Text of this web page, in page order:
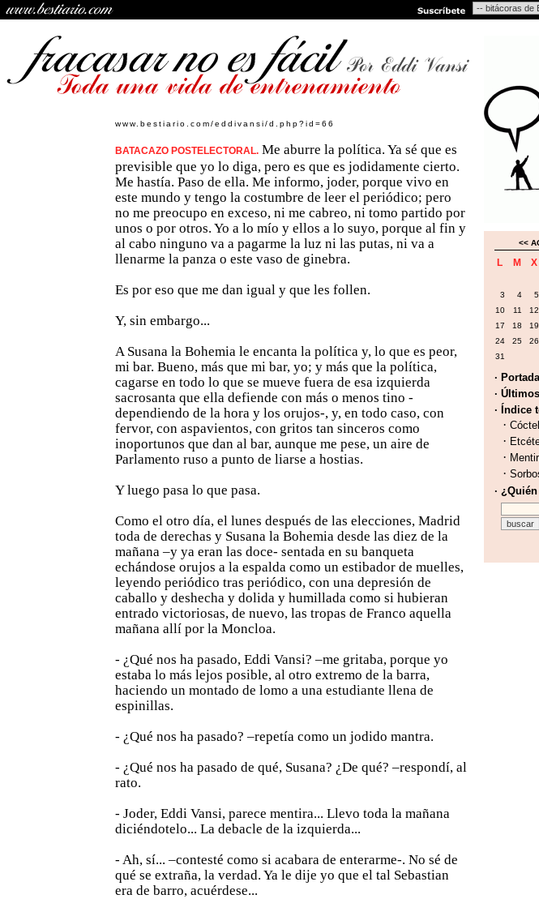
www.bestiario.com/eddivansi/d.php?id=66
BATACAZO POSTELECTORAL. Me aburre la política. Ya sé que es
previsible que yo lo diga, pero es que es jodidamente cierto.
Me hastía. Paso de ella. Me informo, joder, porque vivo en
este mundo y tengo la costumbre de leer el periódico; pero
no me preocupo en exceso, ni me cabreo, ni tomo partido por
unos o por otros. Yo a lo mío y ellos a lo suyo, porque al fin y
al cabo ninguno va a pagarme la luz ni las putas, ni va a
llenarme la panza o este vaso de ginebra.
Es por eso que me dan igual y que les follen.
Y, sin embargo...
A Susana la Bohemia le encanta la política y, lo que es peor,
mi bar. Bueno, más que mi bar, yo; y más que la política,
cagarse en todo lo que se mueve fuera de esa izquierda
sacrosanta que ella defiende con más o menos tino -
dependiendo de la hora y los orujos-, y, en todo caso, con
fervor, con aspavientos, con gritos tan sinceros como
inoportunos que dan al bar, aunque me pese, un aire de
Parlamento ruso a punto de liarse a hostias.
Y luego pasa lo que pasa.
Como el otro día, el lunes después de las elecciones, Madrid
toda de derechas y Susana la Bohemia desde las diez de la
mañana –y ya eran las doce- sentada en su banqueta
echándose orujos a la espalda como un estibador de muelles,
leyendo periódico tras periódico, con una depresión de
caballo y deshecha y dolida y humillada como si hubieran
entrado victoriosas, de nuevo, las tropas de Franco aquella
mañana allí por la Moncloa.
- ¿Qué nos ha pasado, Eddi Vansi? –me gritaba, porque yo
estaba lo más lejos posible, al otro extremo de la barra,
haciendo un montado de lomo a una estudiante llena de
espinillas.
- ¿Qué nos ha pasado? –repetía como un jodido mantra.
- ¿Qué nos ha pasado de qué, Susana? ¿De qué? –respondí, al
rato.
- Joder, Eddi Vansi, parece mentira... Llevo toda la mañana
diciéndotelo... La debacle de la izquierda...
- Ah, sí... –contesté como si acabara de enterarme-. No sé de
qué se extraña, la verdad. Ya le dije yo que el tal Sebastian
era de barro, acuérdese...
<<
L M X
3
4 5
10
11 12
17
18 19
24
25 26
31
· Portada
·
· Índice
·
·
·
·
·